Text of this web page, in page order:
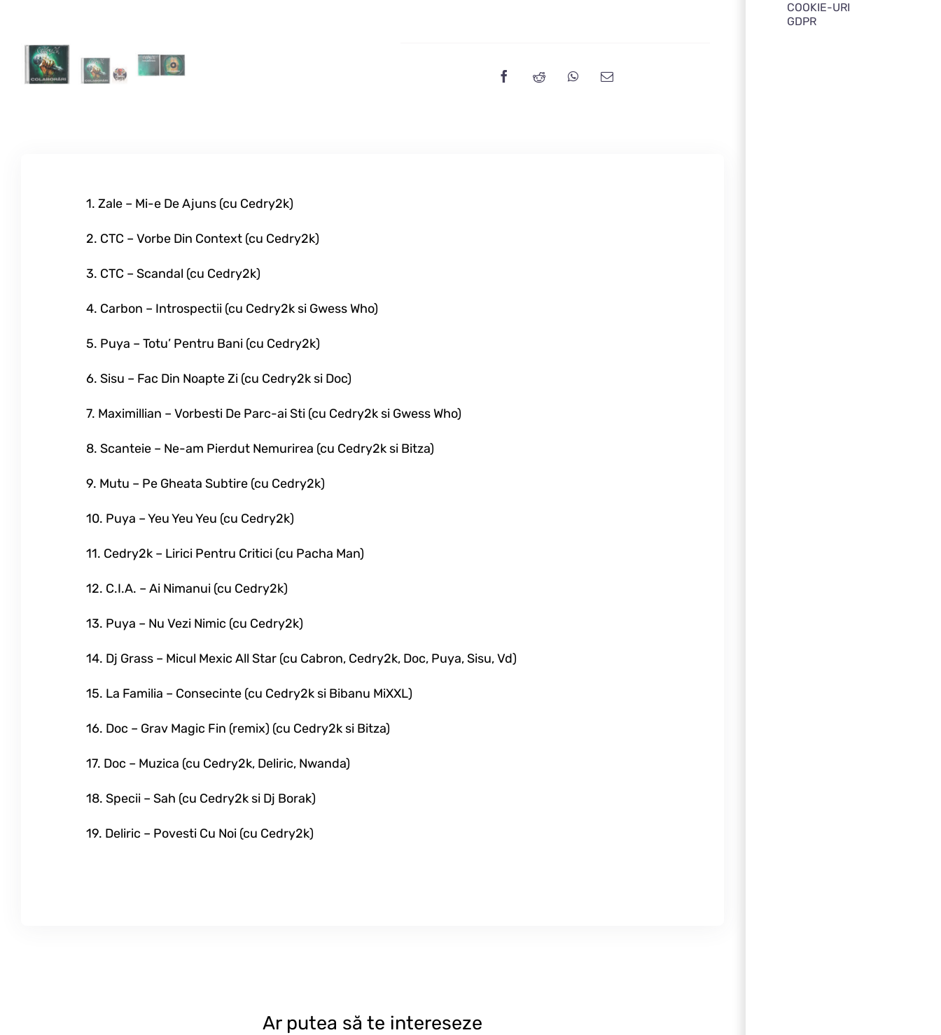
COOKIE-URI
GDPR
1. Zale – Mi-e De Ajuns (cu Cedry2k)
2. CTC – Vorbe Din Context (cu Cedry2k)
3. CTC – Scandal (cu Cedry2k)
4. Carbon – Introspectii (cu Cedry2k si Gwess Who)
5. Puya – Totu’ Pentru Bani (cu Cedry2k)
6. Sisu – Fac Din Noapte Zi (cu Cedry2k si Doc)
7. Maximillian – Vorbesti De Parc-ai Sti (cu Cedry2k si Gwess Who)
8. Scanteie – Ne-am Pierdut Nemurirea (cu Cedry2k si Bitza)
9. Mutu – Pe Gheata Subtire (cu Cedry2k)
10. Puya – Yeu Yeu Yeu (cu Cedry2k)
11. Cedry2k – Lirici Pentru Critici (cu Pacha Man)
12. C.I.A. – Ai Nimanui (cu Cedry2k)
13. Puya – Nu Vezi Nimic (cu Cedry2k)
14. Dj Grass – Micul Mexic All Star (cu Cabron, Cedry2k, Doc, Puya, Sisu, Vd)
15. La Familia – Consecinte (cu Cedry2k si Bibanu MiXXL)
16. Doc – Grav Magic Fin (remix) (cu Cedry2k si Bitza)
17. Doc – Muzica (cu Cedry2k, Deliric, Nwanda)
18. Specii – Sah (cu Cedry2k si Dj Borak)
19. Deliric – Povesti Cu Noi (cu Cedry2k)
Ar putea să te intereseze